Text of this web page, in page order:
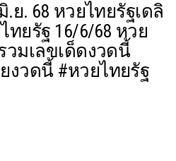
.ย. 68 หวยไทยรัฐเดลิ
ทยรัฐ 16/6/68 หวย
วมเลขเด็ดงวดนี้
งวดนี้ #หวยไทยรัฐ